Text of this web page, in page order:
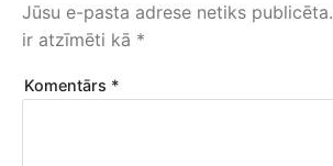
Jūsu e-pasta adrese netiks publicēta.
ir atzīmēti kā *
Komentārs *